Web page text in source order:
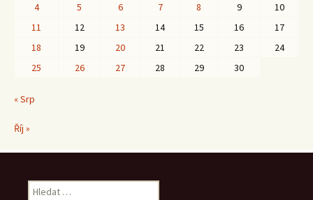
4
5 6 7 8 9
10
11
12 13 14 15 16
17
18
19 20 21 22 23
24
25
26 27 28 29 30
« Srp
Říj »
Vyhledávání